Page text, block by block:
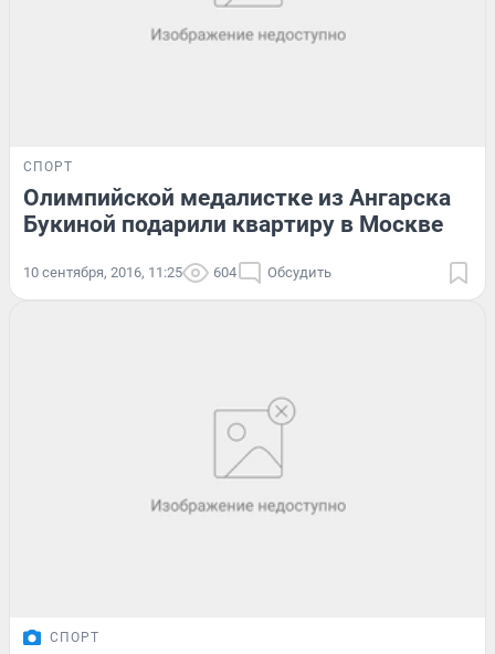
СПОРТ
Олимпийской медалистке из Ангарска
Букиной подарили квартиру в Москве
10 сентября, 2016, 11:25 604 Обсудить
СПОРТ